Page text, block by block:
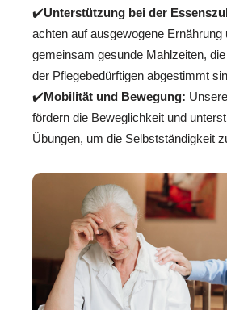
✔️Unterstützung bei der
achten auf ausgewogene Ernährung
gemeinsam gesunde Mahlzeiten,
der Pflegebedürftigen abgestimmt
✔️Mobilität und Bewegung:
fördern die Beweglichkeit und
Übungen, um die Selbstständigkeit